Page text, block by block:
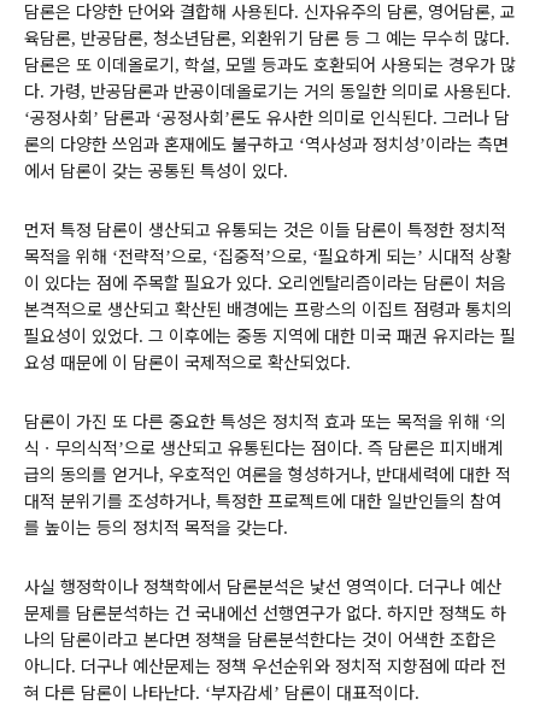
담론은 다양한 단어와 결합해 사용된다. 신자유주의 담론, 영어담론, 교
육담론, 반공담론, 청소년담론, 외환위기 담론 등 그 예는 무수히 많다.
담론은 또 이데올로기, 학설, 모델 등과도 호환되어 사용되는 경우가 많
다. 가령, 반공담론과 반공이데올로기는 거의 동일한 의미로 사용된다.
‘공정사회’ 담론과 ‘공정사회’론도 유사한 의미로 인식된다. 그러나 담
론의 다양한 쓰임과 혼재에도 불구하고 ‘역사성과 정치성’이라는 측면
에서 담론이 갖는 공통된 특성이 있다.
먼저 특정 담론이 생산되고 유통되는 것은 이들 담론이 특정한 정치적
목적을 위해 ‘전략적’으로, ‘집중적’으로, ‘필요하게 되는’ 시대적 상황
이 있다는 점에 주목할 필요가 있다. 오리엔탈리즘이라는 담론이 처음
본격적으로 생산되고 확산된 배경에는 프랑스의 이집트 점령과 통치의
필요성이 있었다. 그 이후에는 중동 지역에 대한 미국 패권 유지라는 필
요성 때문에 이 담론이 국제적으로 확산되었다.
담론이 가진 또 다른 중요한 특성은 정치적 효과 또는 목적을 위해 ‘의
식 ㆍ 무의식적’으로 생산되고 유통된다는 점이다. 즉 담론은 피지배계
급의 동의를 얻거나, 우호적인 여론을 형성하거나, 반대세력에 대한 적
대적 분위기를 조성하거나, 특정한 프로젝트에 대한 일반인들의 참여
를 높이는 등의 정치적 목적을 갖는다.
사실 행정학이나 정책학에서 담론분석은 낯선 영역이다. 더구나 예산
문제를 담론분석하는 건 국내에선 선행연구가 없다. 하지만 정책도 하
나의 담론이라고 본다면 정책을 담론분석한다는 것이 어색한 조합은
아니다. 더구나 예산문제는 정책 우선순위와 정치적 지향점에 따라 전
혀 다른 담론이 나타난다. ‘부자감세’ 담론이 대표적이다.